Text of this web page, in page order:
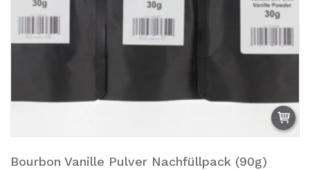
Bourbon Vanille Pulver Nachfüllpack (90g)